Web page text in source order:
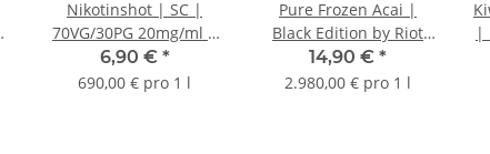
Nikotinshot | SC |
70VG/30PG 20mg/ml |
10ml
6,90 € *
690,00 € pro 1 l
Pure Frozen Acai |
Black Edition by Riot
Squad | Longfill Aroma
| 5ml
14,90 € *
2.980,00 € pro 1 l
|